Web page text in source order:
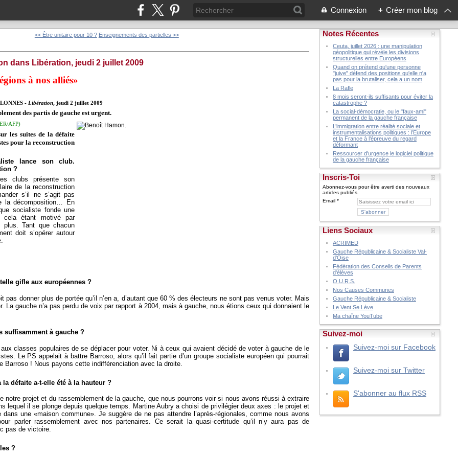
Connexion + Créer mon blog
<< Être unitaire pour 10 ? Enseignements des partielles >>
dans Libération, jeudi 2 juillet 2009
à nos alliés»
- Libération, jeudi 2 juillet 2009
des partis de gauche est urgent.
AFP)
les suites de la défaite
pour la reconstruction
lance son club.
?
clubs présente son
de la reconstruction
s’il ne s’agit pas
la décomposition… En
socialiste fonde une
cela étant motivé par
plus. Tant que chacun
doit s’opérer autour
gifle aux européennes ?
pas donner plus de portée qu’il n’en a, d’autant que 60 % des électeurs ne sont pas venus voter. Mais
La gauche n’a pas perdu de voix par rapport à 2004, mais à gauche, nous étions ceux qui donnaient le
suffisamment à gauche ?
classes populaires de se déplacer pour voter. Ni à ceux qui avaient décidé de voter à gauche de le
Le PS appelait à battre Barroso, alors qu’il fait partie d’un groupe socialiste européen qui pourrait
Barroso ! Nous payons cette indifférenciation avec la droite.
défaite a-t-elle été à la hauteur ?
notre projet et du rassemblement de la gauche, que nous pourrons voir si nous avons réussi à extraire
lequel il se plonge depuis quelque temps. Martine Aubry a choisi de privilégier deux axes : le projet et
une «maison commune». Je suggère de ne pas attendre l’après-régionales, comme nous avons
parler rassemblement avec nos partenaires. Ce serait la quasi-certitude qu’il n’y aura pas de
pas de victoire.
?
Notes Récentes
Ceuta, juillet 2026 : une manipulation
géopolitique qui révèle les divisions
structurelles entre Européens
Quand on prétend qu'une personne
"juive" défend des positions qu'elle n'a
pas pour la brutaliser, cela a un nom
La Rafle
8 mois seront-ils suffisants pour éviter la
catastrophe ?
La social-démocratie, ou le "faux-ami"
permanent de la gauche française
L’immigration entre réalité sociale et
instrumentalisations politiques : l’Europe
et la France à l’épreuve du regard
déformant
Ressourcer d'urgence le logiciel politique
de la gauche française
Inscris-Toi
Abonnez-vous pour être averti des nouveaux
articles publiés.
Email
Liens Sociaux
ACRIMED
Gauche Républicaine & Socialiste Val-
d'Oise
Fédération des Conseils de Parents
d'élèves
O.U.R.S.
Nos Causes Communes
Gauche Républicaine & Socialiste
Le Vent Se Lève
Ma chaîne YouTube
Suivez-moi
Suivez-moi sur Facebook
Suivez-moi sur Twitter
S'abonner au flux RSS